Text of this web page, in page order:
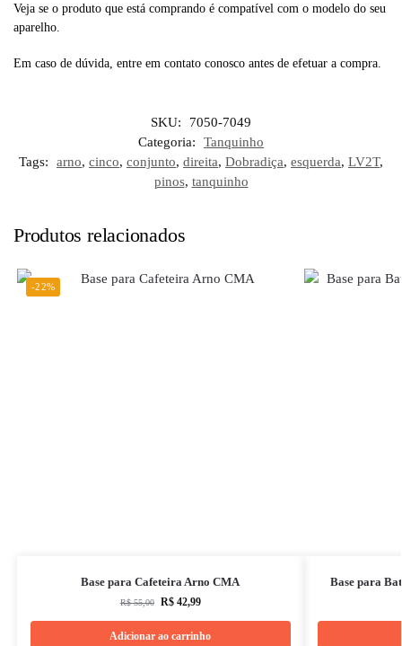
Veja se o produto que está comprando é compatível com o modelo do seu
aparelho.
Em caso de dúvida, entre em contato conosco antes de efetuar a compra.
SKU:
7050-7049
Categoria:
Tanquinho
Tags:
arno, cinco, conjunto, direita, Dobradiça, esquerda, LV2T,
pinos, tanquinho
Produtos relacionados
-22%
Base para Cafeteira Arno CMA
R$55,00 R$42,99
Adicionar ao carrinho
Base para